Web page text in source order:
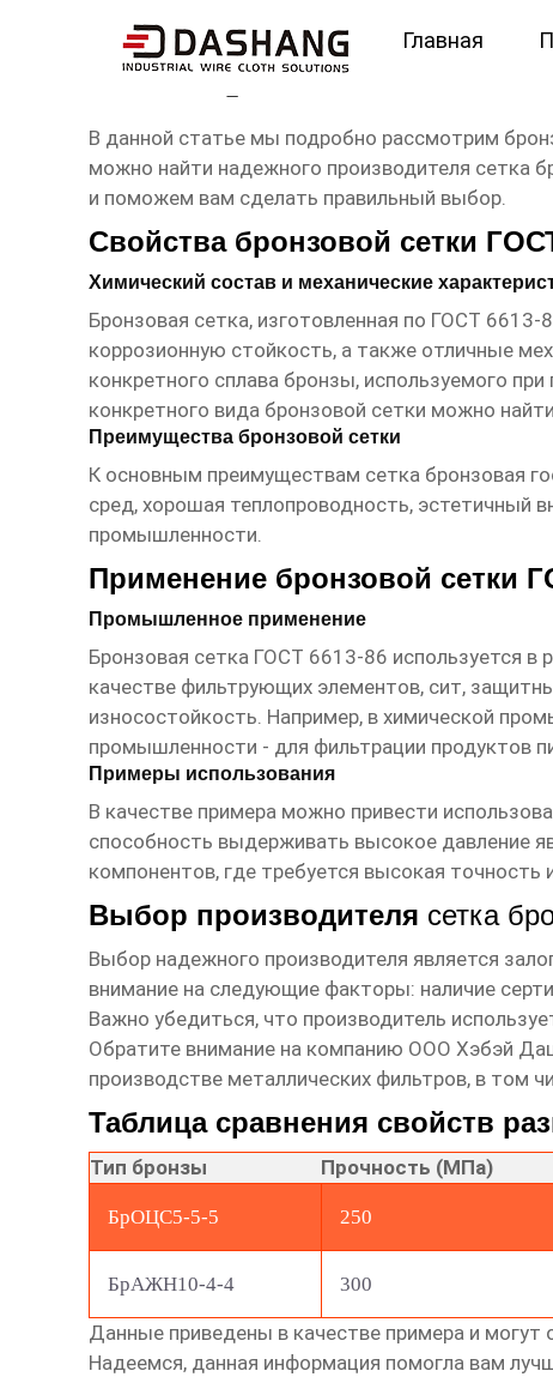
Главная
сетка бронзовая гост
В данной статье мы подробно рассмотрим
можно найти надежного производителя сетка
и поможем вам сделать правильный выбор.
Свойства бронзовой сетки
Химический состав и механические
Бронзовая сетка, изготовленная по ГОСТ
коррозионную стойкость, а также отличные
конкретного сплава бронзы, используемого
конкретного вида бронзовой сетки можно
Преимущества бронзовой сетки
К основным преимуществам сетка бронзовая
сред, хорошая теплопроводность, эстетичный
промышленности.
Применение бронзовой сетки
Промышленное применение
Бронзовая сетка ГОСТ 6613-86 используется в
качестве фильтрующих элементов, сит,
износостойкость. Например, в химической
промышленности - для фильтрации продуктов
Примеры использования
В качестве примера можно привести
способность выдерживать высокое давление
компонентов, где требуется высокая точность
Выбор производителя сетка
Выбор надежного производителя является
внимание на следующие факторы: наличие
Важно убедиться, что производитель
Обратите внимание на компанию ООО Хэбэй
производстве металлических фильтров, в том
Таблица сравнения свойств
Тип бронзы Прочность (МПа)
БрОЦС5-5-5 250
БрАЖН10-4-4 300
Данные приведены в качестве примера и могут
Надеемся, данная информация помогла вам